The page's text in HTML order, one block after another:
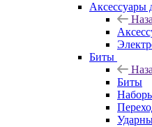
Аксессуары
Биты
Биты